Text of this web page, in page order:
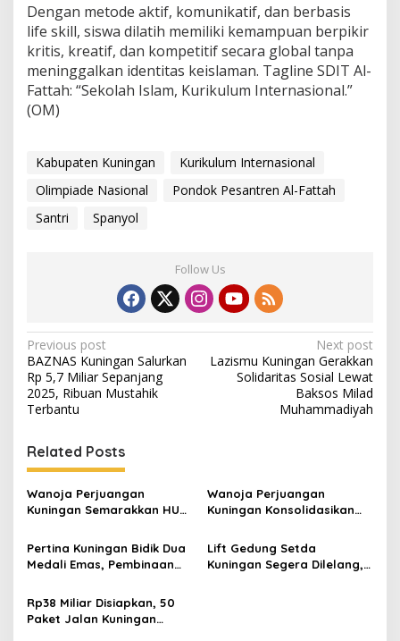
Dengan metode aktif, komunikatif, dan berbasis
life skill, siswa dilatih memiliki kemampuan berpikir
kritis, kreatif, dan kompetitif secara global tanpa
meninggalkan identitas keislaman. Tagline SDIT Al-
Fattah: “Sekolah Islam, Kurikulum Internasional.”
(OM)
Kabupaten Kuningan
Kurikulum Internasional
Olimpiade Nasional
Pondok Pesantren Al-Fattah
Santri
Spanyol
Follow Us
Post
navigation
Previous post
BAZNAS Kuningan Salurkan
Rp 5,7 Miliar Sepanjang
2025, Ribuan Mustahik
Terbantu
Next post
Lazismu Kuningan Gerakkan
Solidaritas Sosial Lewat
Baksos Milad
Muhammadiyah
Related Posts
Wanoja Perjuangan
Kuningan Semarakkan HUT
Perempuan Harus Sehat
dan Berdaya
Wanoja Perjuangan
Kuningan Konsolidasikan
Kegiatan Positif Generasi
Muda
Pertina Kuningan Bidik Dua
Medali Emas, Pembinaan
2030
Lift Gedung Setda
Kuningan Segera Dilelang,
Rp38 Miliar Disiapkan, 50
Paket Jalan Kuningan